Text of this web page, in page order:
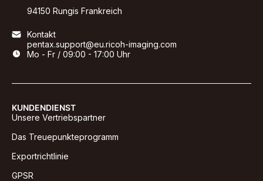
94150 Rungis Frankreich
Kontakt
pentax.support@eu.ricoh-imaging.com
Mo - Fr / 09:00 - 17:00 Uhr
KUNDENDIENST
Unsere Vertriebspartner
Das Treuepunkteprogramm
Exportrichtlinie
GPSR